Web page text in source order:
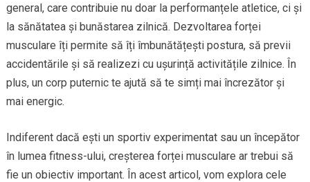
general, care contribuie nu doar la performanțele atletice, ci și
la sănătatea și bunăstarea zilnică. Dezvoltarea forței
musculare îți permite să îți îmbunătățești postura, să previi
accidentările și să realizezi cu ușurință activitățile zilnice. În
plus, un corp puternic te ajută să te simți mai încrezător și
mai energic.
Indiferent dacă ești un sportiv experimentat sau un începător
în lumea fitness-ului, creșterea forței musculare ar trebui să
fie un obiectiv important. În acest articol, vom explora cele